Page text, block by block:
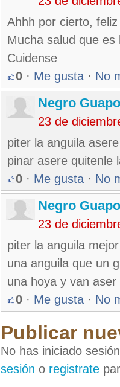
Ahhh por cierto,
Mucha salud que
Cuidense
0 · Me gusta · No
Negro Guapo
23 de
piter la anguila
pinar asere quitenle
0 · Me gusta · No
Negro Guapo
23 de
piter la anguila
una anguila que un
una hoya y van
0 · Me gusta · No
Publicar
No has iniciado
sesión o registrate